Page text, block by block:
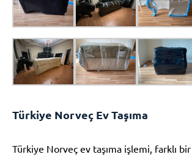
Türkiye Norveç Ev Taşıma
Türkiye Norveç ev taşıma işlemi, farklı